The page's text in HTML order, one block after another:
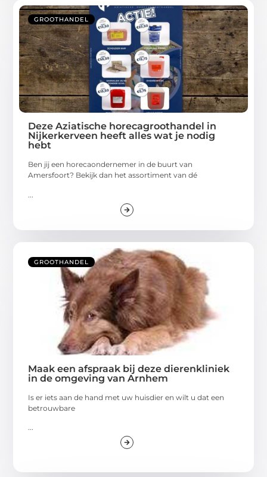
GROOTHANDEL
Deze Aziatische horecagroothandel in
Nijkerkerveen heeft alles wat je nodig
hebt
Ben jij een horecaondernemer in de buurt van
Amersfoort? Bekijk dan het assortiment van dé
GROOTHANDEL
Maak een afspraak bij deze dierenkliniek
in de omgeving van Arnhem
Is er iets aan de hand met uw huisdier en wilt u dat een
betrouwbare